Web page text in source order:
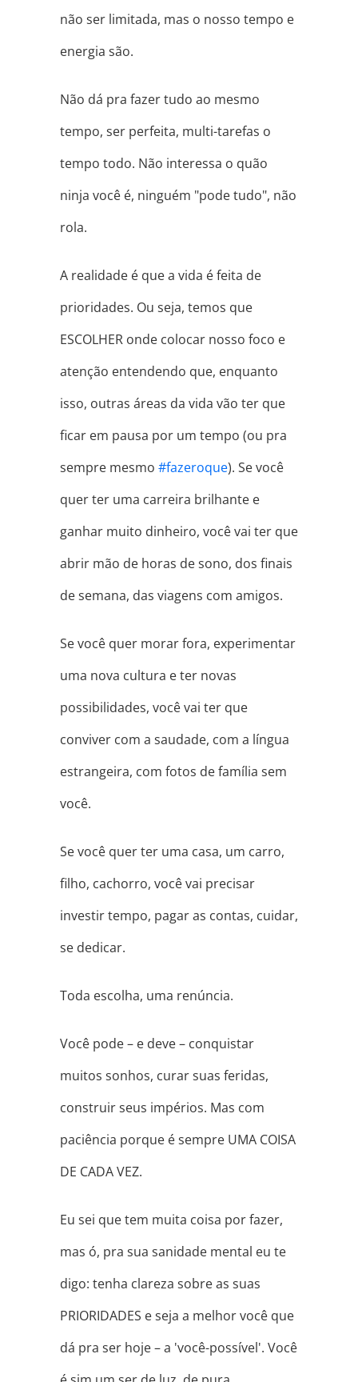
não ser limitada, mas o nosso tempo e
energia são.
Não dá pra fazer tudo ao mesmo
tempo, ser perfeita, multi-tarefas o
tempo todo. Não interessa o quão
ninja você é, ninguém "pode tudo", não
rola.
A realidade é que a vida é feita de
prioridades. Ou seja, temos que
ESCOLHER onde colocar nosso foco e
atenção entendendo que, enquanto
isso, outras áreas da vida vão ter que
ficar em pausa por um tempo (ou pra
sempre mesmo #fazeroque). Se você
quer ter uma carreira brilhante e
ganhar muito dinheiro, você vai ter que
abrir mão de horas de sono, dos finais
de semana, das viagens com amigos.
Se você quer morar fora, experimentar
uma nova cultura e ter novas
possibilidades, você vai ter que
conviver com a saudade, com a língua
estrangeira, com fotos de família sem
você.
Se você quer ter uma casa, um carro,
filho, cachorro, você vai precisar
investir tempo, pagar as contas, cuidar,
se dedicar.
Toda escolha, uma renúncia.
Você pode – e deve – conquistar
muitos sonhos, curar suas feridas,
construir seus impérios. Mas com
paciência porque é sempre UMA COISA
DE CADA VEZ.
Eu sei que tem muita coisa por fazer,
mas ó, pra sua sanidade mental eu te
digo: tenha clareza sobre as suas
PRIORIDADES e seja a melhor você que
dá pra ser hoje – a 'você-possível'. Você